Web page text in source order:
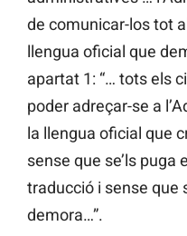
de comunicar-los tot
llengua oficial que
apartat 1: “… tots els
poder adreçar-se a
la llengua oficial que
sense que se’ls puga
traducció i sense que
demora…”.